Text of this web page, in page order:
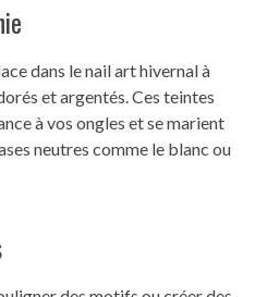
dans le nail art hivernal à
et argentés. Ces teintes
à vos ongles et se marient
neutres comme le blanc ou